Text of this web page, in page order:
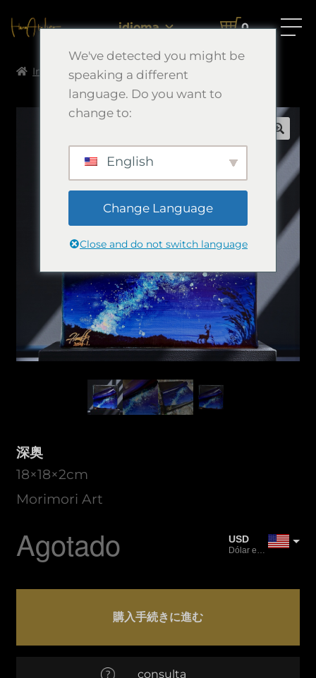
idioma 0
Inicio Morimori Art 深奥
深奥
18×18×2cm
Morimori Art
Agotado USD
EUR
購入手続きに進む
consulta
We've detected you might be
speaking a different
language. Do you want to
change to:
English
Change Language
Close and do not switch language